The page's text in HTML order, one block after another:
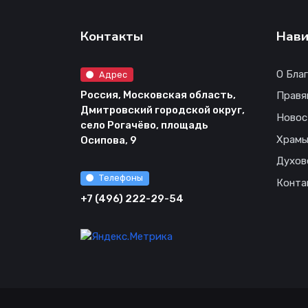
Контакты
Адрес
Россия, Московская область,
Дмитровский городской округ,
село Рогачёво, площадь
Осипова, 9
Телефоны
+7 (496) 222-29-54
О
Храмы